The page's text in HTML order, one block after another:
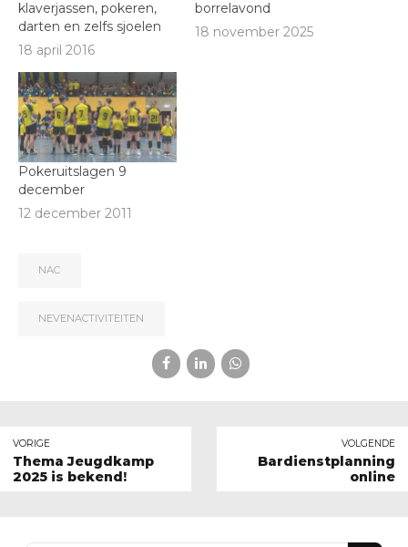
klaverjassen, pokeren,
darten en zelfs sjoelen
18 april 2016
borrelavond
18 november 2025
Pokeruitslagen 9
december
12 december 2011
NAC
NEVENACTIVITEITEN
VORIGE
Thema Jeugdkamp
2025 is bekend!
VOLGENDE
Bardienstplanning
online